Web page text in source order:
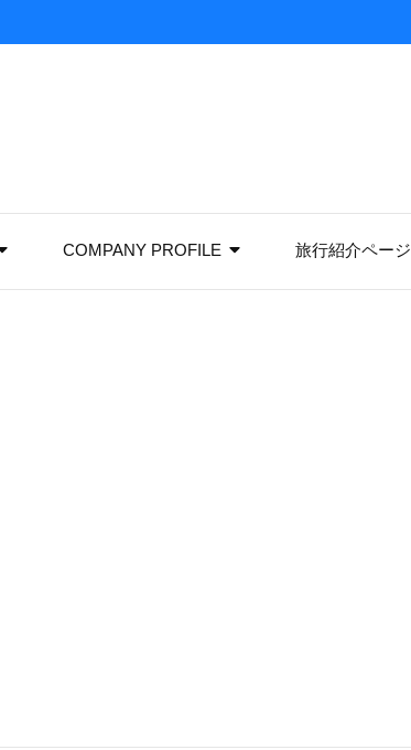
COMPANY PROFILE 旅行紹介ページ